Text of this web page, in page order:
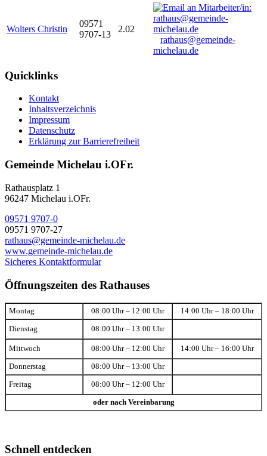
Wolters Christin
09571
9707-13
2.02
rathaus@gemeinde-
michelau.de
Quicklinks
Kontakt
Inhaltsverzeichnis
Impressum
Datenschutz
Erklärung zur Barrierefreiheit
Gemeinde Michelau i.OFr.
Rathausplatz 1
96247 Michelau i.OFr.
09571 9707-0
09571 9707-27
rathaus@gemeinde-michelau.de
www.gemeinde-michelau.de
Sicheres Kontaktformular
Öffnungszeiten des Rathauses
Montag 08:00 Uhr – 12:00 Uhr 14:00 Uhr – 18:00 Uhr
Dienstag 08:00 Uhr – 13:00 Uhr
Mittwoch 08:00 Uhr – 12:00 Uhr 14:00 Uhr – 16:00 Uhr
Donnerstag 08:00 Uhr – 13:00 Uhr
Freitag 08:00 Uhr – 12:00 Uhr
oder nach Vereinbarung
Schnell entdecken